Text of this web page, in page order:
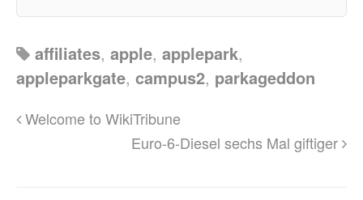
affiliates, apple, applepark,
appleparkgate, campus2, parkageddon
Welcome to WikiTribune
Euro-6-Diesel sechs Mal giftiger